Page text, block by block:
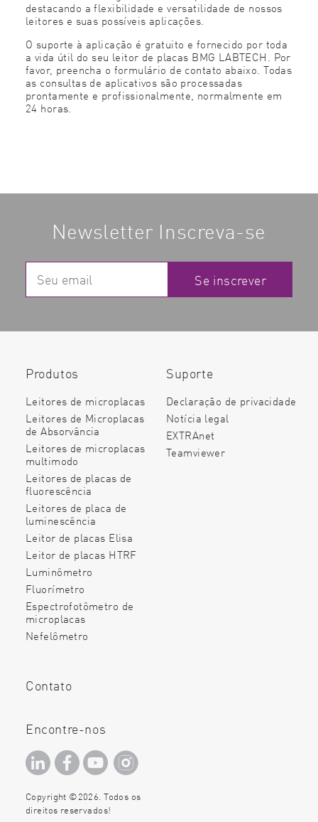
destacando a flexibilidade e versatilidade de nossos
leitores e suas possíveis aplicações.
O suporte à aplicação é gratuito e fornecido por toda
a vida útil do seu leitor de placas BMG LABTECH. Por
favor, preencha o formulário de contato abaixo. Todas
as consultas de aplicativos são processadas
prontamente e profissionalmente, normalmente em
24 horas.
Newsletter Inscreva-se
Se inscrever
Produtos
Leitores de microplacas
Leitores de Microplacas
de Absorvância
Leitores de microplacas
multimodo
Leitores de placas de
fluorescência
Leitores de placa de
luminescência
Leitor de placas Elisa
Leitor de placas HTRF
Luminômetro
Fluorímetro
Espectrofotômetro de
microplacas
Nefelômetro
Suporte
Declaração de privacidade
Notícia legal
EXTRAnet
Teamviewer
Contato
Encontre-nos
Copyright ©2026. Todos os
direitos reservados!